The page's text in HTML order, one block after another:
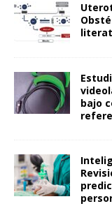
bajo